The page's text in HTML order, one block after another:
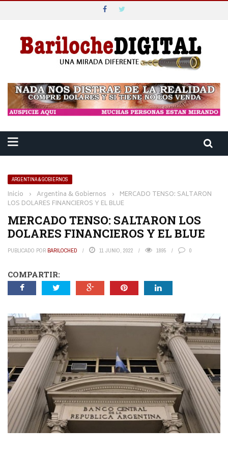
ARGENTINA & GOBIERNOS
Inicio › Argentina & Gobiernos › MERCADO TENSO: SALTARON
LOS DOLARES FINANCIEROS Y EL BLUE
MERCADO TENSO: SALTARON LOS
DOLARES FINANCIEROS Y EL BLUE
PUBLICADO POR BARILOCHED 11 JUNIO, 2022 1895 0
COMPARTIR: